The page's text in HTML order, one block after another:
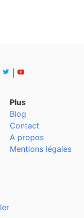
Plus
Blog
Contact
A propos
Mentions légales